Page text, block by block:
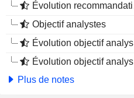
Évolution recommandations analystes 4 mois
Objectif analystes
Évolution objectif analystes 1 an
Évolution objectif analystes 4 mois
Plus de notes